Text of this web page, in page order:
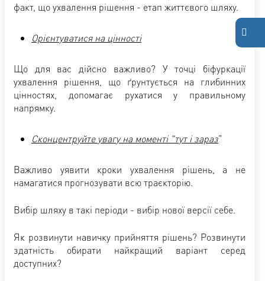
факт, що ухвалення рішення - етап життєвого шляху.
Орієнтуватися на цінності
Що для вас дійсно важливо? У точці біфуркації
ухвалення рішення, що ґрунтується на глибинних
цінностях, допомагає рухатися у правильному
напрямку.
Сконцентруйте увагу на моменті "тут і зараз"
Важливо уявити кроки ухвалення рішень, а не
намагатися прогнозувати всю траєкторію.
Вибір шляху в такі періоди - вибір нової версії себе.
Як розвинути навичку прийняття рішень? Розвинути
здатність обирати найкращий варіант серед
доступних?